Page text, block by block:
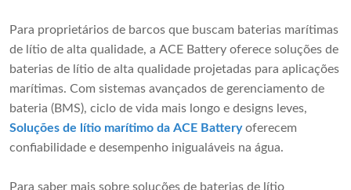
Para proprietários de barcos que buscam baterias marítimas
de lítio de alta qualidade, a ACE Battery oferece soluções de
baterias de lítio de alta qualidade projetadas para aplicações
marítimas. Com sistemas avançados de gerenciamento de
bateria (BMS), ciclo de vida mais longo e designs leves,
Soluções de lítio marítimo da ACE Batteryoferecem
confiabilidade e desempenho inigualáveis ​​na água.
Para saber mais sobre soluções de baterias de lítio